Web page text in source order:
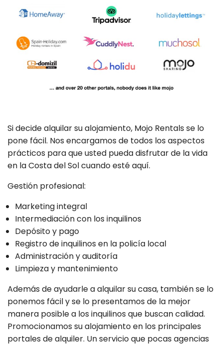
Si decide alquilar su alojamiento, Mojo Rentals se lo
pone fácil. Nos encargamos de todos los aspectos
prácticos para que usted pueda disfrutar de la vida
en la Costa del Sol cuando esté aquí.
Gestión profesional:
Marketing integral
Intermediación con los inquilinos
Depósito y pago
Registro de inquilinos en la policía local
Administración y auditoría
Limpieza y mantenimiento
Además de ayudarle a alquilar su casa, también se lo
ponemos fácil y se lo presentamos de la mejor
manera posible a los inquilinos que buscan calidad.
Promocionamos su alojamiento en los principales
portales de alquiler. Un servicio que pocas agencias